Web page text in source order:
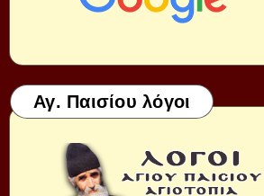
Αγ. Παισίου λόγοι